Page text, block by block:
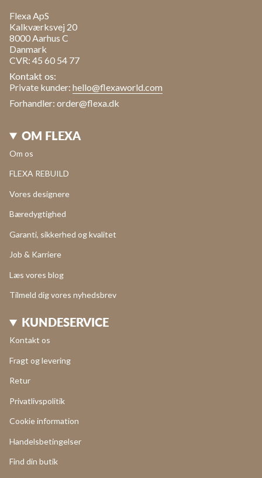
Flexa ApS
Kalkværksvej 20
8000 Aarhus C
Danmark
CVR: 45 60 54 77
Kontakt os:
Private kunder: hello@flexaworld.com
Forhandler: order@flexa.dk
OM FLEXA
Om os
FLEXA REBUILD
Vores designere
Bæredygtighed
Garanti, sikkerhed og kvalitet
Job & Karriere
Læs vores blog
Tilmeld dig vores nyhedsbrev
KUNDESERVICE
Kontakt os
Fragt og levering
Retur
Privatlivspolitik
Cookie information
Handelsbetingelser
Find din butik